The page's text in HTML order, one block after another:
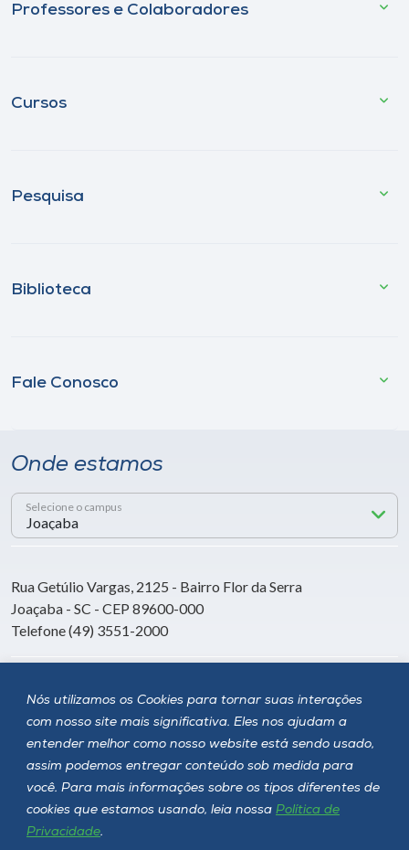
Nós utilizamos os Cookies para tornar suas interações
com nosso site mais significativa. Eles nos ajudam a
entender melhor como nosso website está sendo usado,
assim podemos entregar conteúdo sob medida para
você. Para mais informações sobre os tipos diferentes de
cookies que estamos usando, leia nossa Política de
Privacidade.
Professores e Colaboradores
Cursos
Pesquisa
Biblioteca
Fale Conosco
Onde estamos
Selecione o campus
Rua Getúlio Vargas, 2125 - Bairro Flor da Serra
Joaçaba - SC - CEP 89600-000
Telefone (49) 3551-2000
Siga a Unoesc